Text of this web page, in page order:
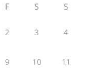
F S S
2 3 4
9 10 11